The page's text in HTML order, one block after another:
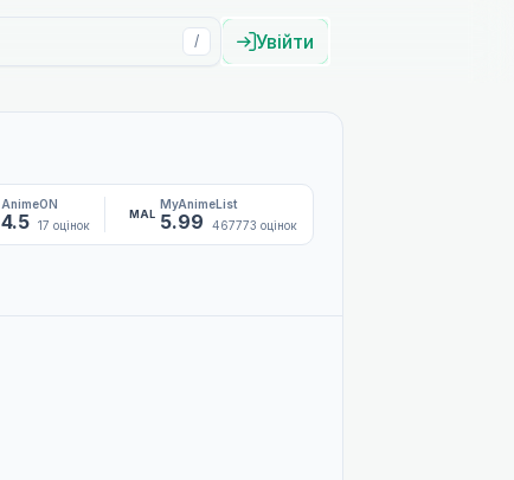
/ Увійти
AnimeON
4.5 17 оцінок
MAL
MyAnimeList
5.99 467773 оцінок